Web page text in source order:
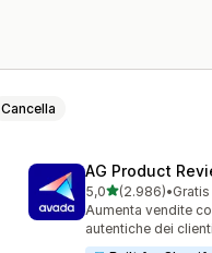
Cancella
AG Product
5,0stelle su 5
(2.986)
2986 recensioni
•Gratis
Aumenta vendite
autentiche dei